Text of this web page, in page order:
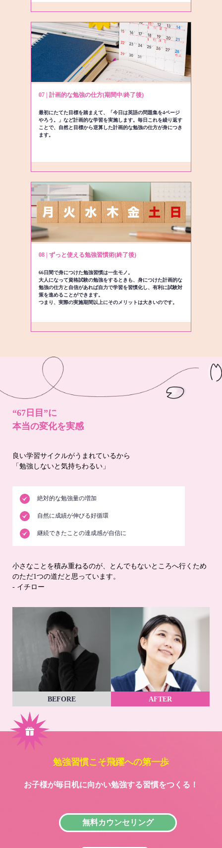
07 | 計画的な勉強の仕方(期間中/終了後)
最初にたてた目標を踏まえて、「今日は英語の問題集を4ページ
やろう。」など計画的な学習を実施します。毎日これを繰り返す
ことで、自然と目標から逆算した計画的な勉強の仕方が身につき
ます。
08 | ずっと使える勉強習慣術(終了後)
66日間で身につけた勉強習慣は一生モノ。
大人になって資格試験の勉強をするときも、身につけた計画的な
勉強の仕方と自信があれば自力で学習を習慣化し、有利に試験対
策を進めることができます。
つまり、実際の実施期間以上にそのメリットは大きいのです。
“67日目”に
本当の変化を実感
良い学習サイクルがうまれているから
「勉強しないと気持ちわるい」
絶対的な勉強量の増加
自然に成績が伸びる好循環
継続できたことの達成感が自信に
小さなことを積み重ねるのが、とんでもないところへ行くため
のただ1つの道だと思っています。
- イチロー
BEFORE AFTER
勉強習慣こそ飛躍への第一歩
お子様が毎日机に向かい勉強する習慣をつくる！
無料カウンセリング